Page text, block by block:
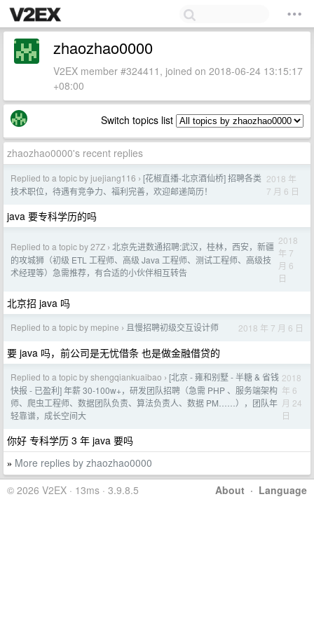
zhaozhao0000
V2EX member #324411, joined on 2018-06-24 13:15:17
+08:00
Switch topics list
zhaozhao0000's recent replies
Replied to a topic by juejiang116 › [花椒直播-北京酒仙桥] 招聘各类
技术职位，待遇有竞争力、福利完善，欢迎邮递简历！
2018 年
7 月 6 日
java 要专科学历的吗
Replied to a topic by 27Z › 北京先进数通招聘:武汉，桂林，西安，新疆
的攻城狮（初级 ETL 工程师、高级 Java 工程师、测试工程师、高级技
术经理等）急需推荐，有合适的小伙伴相互转告
2018
年 7
月 6
日
北京招 java 吗
Replied to a topic by mepine › 且慢招聘初级交互设计师 2018 年 7 月 6 日
要 java 吗，前公司是无忧借条 也是做金融借贷的
Replied to a topic by shengqiankuaibao › [北京 - 雍和别墅 - 半糖 & 省钱
快报 - 已盈利] 年薪 30-100w+，研发团队招聘（急需 PHP 、服务端架构
师、爬虫工程师、数据团队负责、算法负责人、数据 PM……），团队年
轻靠谱，成长空间大
2018
年 6
月 24
日
你好 专科学历 3 年 java 要吗
» More replies by zhaozhao0000
About · Language
© 2026 V2EX · 13ms · 3.9.8.5